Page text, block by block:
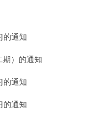
的通知
期）的通知
的通知
的通知